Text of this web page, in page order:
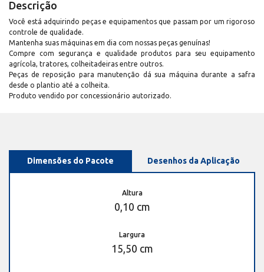
Descrição
Você está adquirindo peças e equipamentos que passam por um rigoroso
controle de qualidade.
Mantenha suas máquinas em dia com nossas peças genuínas!
Compre com segurança e qualidade produtos para seu equipamento
agrícola, tratores, colheitadeiras entre outros.
Peças de reposição para manutenção dá sua máquina durante a safra
desde o plantio até a colheita.
Produto vendido por concessionário autorizado.
Dimensões do Pacote Desenhos da Aplicação
Altura
0,10 cm
Largura
15,50 cm